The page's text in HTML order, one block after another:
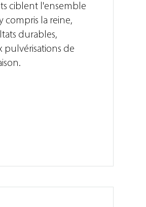
ciblent l'ensemble
compris la reine,
durables,
pulvérisations de